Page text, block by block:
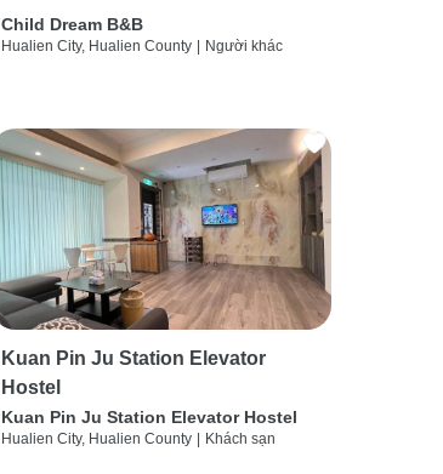
Child Dream B&B
Hualien City, Hualien County | Người khác
Kuan Pin Ju Station Elevator
Hostel
Kuan Pin Ju Station Elevator Hostel
Hualien City, Hualien County Khách sạn